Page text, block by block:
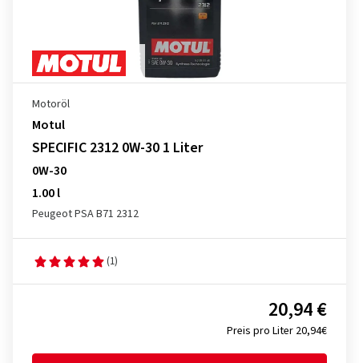
Motoröl
Motul
SPECIFIC 2312 0W-30 1 Liter
0W-30
1.00 l
Peugeot PSA B71 2312
(1)
Preis pro Liter 20,94€
20,94 €